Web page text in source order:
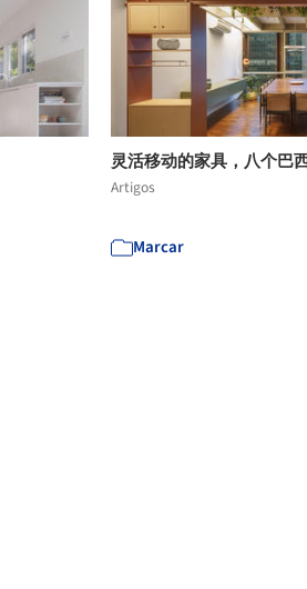
灵活移动的家具，八个巴
Artigos
Marcar